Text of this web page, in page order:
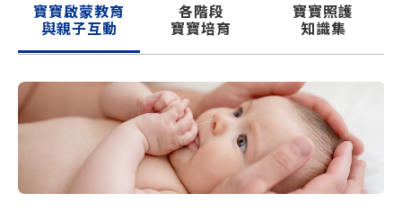
寶寶啟蒙教育
與親子互動
各階段
寶寶培育
寶寶照護
知識集